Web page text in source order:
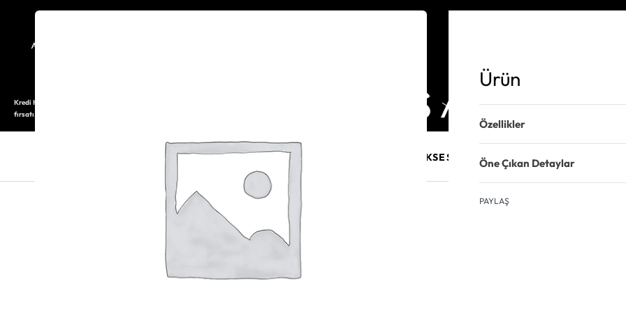
Kredi Kartı ile 12 aya varan taksitli alışveriş imkanı. Üstelik ilk 6 taksite %0 komisyon
fırsatı.
SAAT AKSESUARLARI TAKI VE MÜCEVHER PURO AKSESUARLARI KALEM VE AKSESUAR
Ürün
Özellikler
Öne Çıkan Detaylar
PAYLAŞ